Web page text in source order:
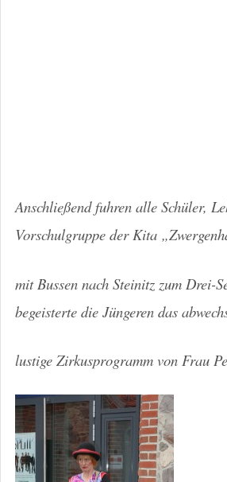
Anschließend fuhren alle Schüler,
Vorschulgruppe der Kita
mit Bussen nach Steinitz zum Drei-
begeisterte die Jüngeren das
lustige Zirkusprogramm von Frau